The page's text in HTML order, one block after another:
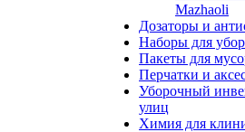
Mazhaoli
Дозаторы и
Наборы для
Пакеты для
Перчатки и
Уборочный
улиц
Химия для